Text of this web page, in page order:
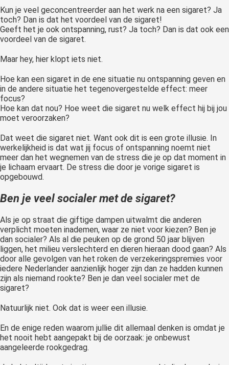
Kun je veel geconcentreerder aan het werk na een sigaret? Ja
toch? Dan is dat het voordeel van de sigaret!
Geeft het je ook ontspanning, rust? Ja toch? Dan is dat ook een
voordeel van de sigaret.
Maar hey, hier klopt iets niet.
Hoe kan een sigaret in de ene situatie nu ontspanning geven en
in de andere situatie het tegenovergestelde effect: meer
focus?
Hoe kan dat nou? Hoe weet die sigaret nu welk effect hij bij jou
moet veroorzaken?
Dat weet die sigaret niet. Want ook dit is een grote illusie. In
werkelijkheid is dat wat jij focus of ontspanning noemt niet
meer dan het wegnemen van de stress die je op dat moment in
je lichaam ervaart. De stress die door je vorige sigaret is
opgebouwd.
Ben je veel socialer met de sigaret?
Als je op straat die giftige dampen uitwalmt die anderen
verplicht moeten inademen, waar ze niet voor kiezen? Ben je
dan socialer? Als al die peuken op de grond 50 jaar blijven
liggen, het milieu verslechterd en dieren hieraan dood gaan? Als
door alle gevolgen van het roken de verzekeringspremies voor
iedere Nederlander aanzienlijk hoger zijn dan ze hadden kunnen
zijn als niemand rookte? Ben je dan veel socialer met de
sigaret?
Natuurlijk niet. Ook dat is weer een illusie.
En de enige reden waarom jullie dit allemaal denken is omdat je
het nooit hebt aangepakt bij de oorzaak: je onbewust
aangeleerde rookgedrag.